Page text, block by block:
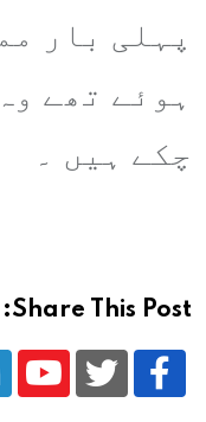
پہلی بار
ہوئے تھے
چکے ہیں ۔
Share This Post: